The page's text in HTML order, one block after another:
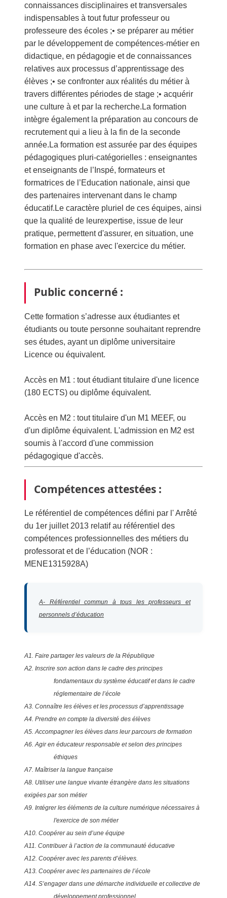
connaissances disciplinaires et transversales
indispensables à tout futur professeur ou
professeure des écoles ;• se préparer au métier
par le développement de compétences-métier en
didactique, en pédagogie et de connaissances
relatives aux processus d’apprentissage des
élèves ;• se confronter aux réalités du métier à
travers différentes périodes de stage ;• acquérir
une culture à et par la recherche.La formation
intègre également la préparation au concours de
recrutement qui a lieu à la fin de la seconde
année.La formation est assurée par des équipes
pédagogiques pluri-catégorielles : enseignantes
et enseignants de l’Inspé, formateurs et
formatrices de l’Education nationale, ainsi que
des partenaires intervenant dans le champ
éducatif.Le caractère pluriel de ces équipes, ainsi
que la qualité de leurexpertise, issue de leur
pratique, permettent d'assurer, en situation, une
formation en phase avec l'exercice du métier.
Public concerné :
Cette formation s’adresse aux étudiantes et
étudiants ou toute personne souhaitant reprendre
ses études, ayant un diplôme universitaire
Licence ou équivalent.
Accès en M1 : tout étudiant titulaire d'une licence
(180 ECTS) ou diplôme équivalent.
Accès en M2 : tout titulaire d'un M1 MEEF, ou
d'un diplôme équivalent. L'admission en M2 est
soumis à l'accord d'une commission
pédagogique d'accès.
Compétences attestées :
Le référentiel de compétences défini par l' Arrêté
du 1er juillet 2013 relatif au référentiel des
compétences professionnelles des métiers du
professorat et de l’éducation (NOR :
MENE1315928A)
A- Référentiel commun à tous les professeurs et
personnels d’éducation
A1. Faire partager les valeurs de la République
A2. Inscrire son action dans le cadre des principes
fondamentaux du système éducatif et dans le cadre
réglementaire de l’école
A3. Connaître les élèves et les processus d’apprentissage
A4. Prendre en compte la diversité des élèves
A5. Accompagner les élèves dans leur parcours de formation
A6. Agir en éducateur responsable et selon des principes
éthiques
A7. Maîtriser la langue française
A8. Utiliser une langue vivante étrangère dans les situations
exigées par son métier
A9. Intégrer les éléments de la culture numérique nécessaires à
l'exercice de son métier
A10. Coopérer au sein d’une équipe
A11. Contribuer à l’action de la communauté éducative
A12. Coopérer avec les parents d’élèves.
A13. Coopérer avec les partenaires de l’école
A14. S’engager dans une démarche individuelle et collective de
développement professionnel